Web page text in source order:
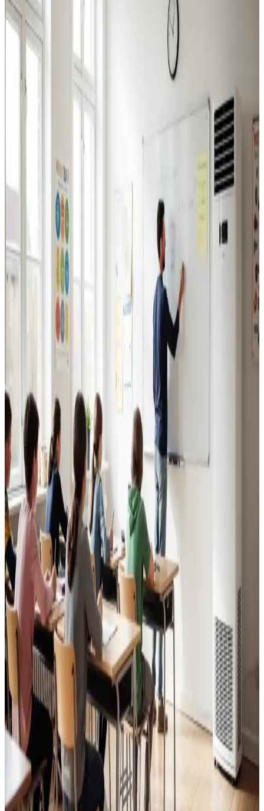
Industriventilation
Ventilation til fabrikker, haller og lagerbygninger i
Otterup. Professionel dimensionering.
Erhvervsventilation
Kontorer, klinikker, butikker og restauranter i Otterup.
Godt indeklima for alle.
Læs mere